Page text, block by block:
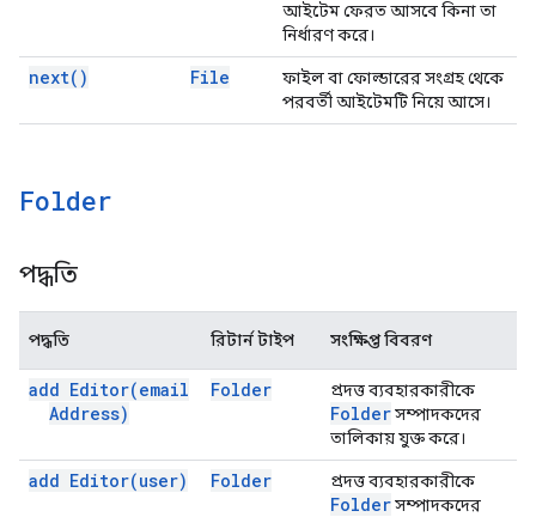
আইটেম ফেরত আসবে কিনা তা
নির্ধারণ করে।
next( ) File
ফাইল বা ফোল্ডারের সংগ্রহ থেকে
পরবর্তী আইটেমটি নিয়ে আসে।
Folder
পদ্ধতি
পদ্ধতি রিটার্ন টাইপ সংক্ষিপ্ত বিবরণ
add Editor(email
Address)
Folder প্রদত্ত ব্যবহারকারীকে
Folderসম্পাদকদের
তালিকায় যুক্ত করে।
add Editor(user) Folder প্রদত্ত ব্যবহারকারীকে
Folderসম্পাদকদের